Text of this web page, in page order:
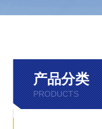
产品分类
PRODUCTS